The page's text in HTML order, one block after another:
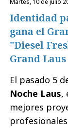
martes, 10 de julio
Identidad
gana el
"Diesel
Grand Laus
El pasado 5
Noche Laus,
mejores
profesionales